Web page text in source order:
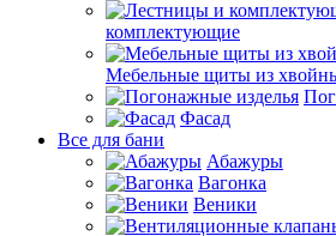
комплектующие
Мебельные щиты из
Фасад
Все для бани
Абажуры
Вагонка
Веники